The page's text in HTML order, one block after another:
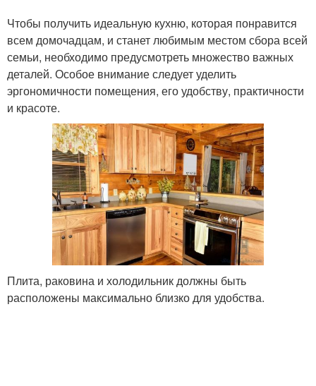
Чтобы получить идеальную кухню, которая понравится
всем домочадцам, и станет любимым местом сбора всей
семьи, необходимо предусмотреть множество важных
деталей. Особое внимание следует уделить
эргономичности помещения, его удобству, практичности
и красоте.
Плита, раковина и холодильник должны быть
расположены максимально близко для удобства.